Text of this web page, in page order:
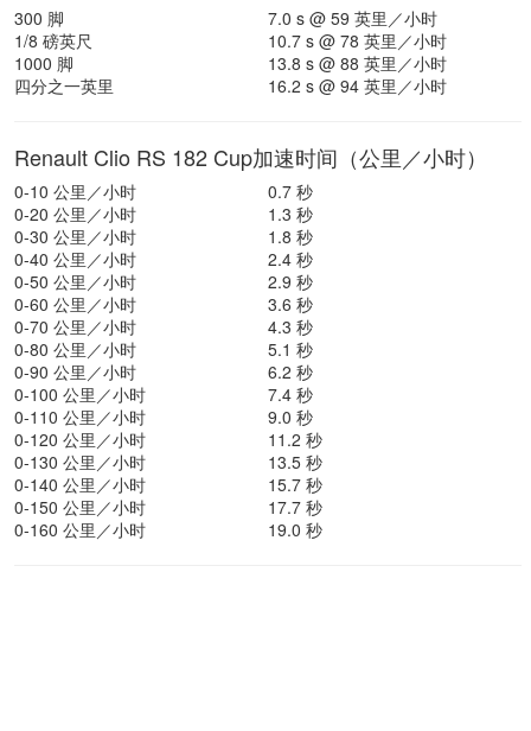
300 脚
7.0 s @ 59 英里／小时
1/8 磅英尺
10.7 s @ 78 英里／小时
1000 脚
13.8 s @ 88 英里／小时
四分之一英里
16.2 s @ 94 英里／小时
Renault Clio RS 182 Cup加速时间（公里／小时）
0-10 公里／小时
0.7 秒
0-20 公里／小时
1.3 秒
0-30 公里／小时
1.8 秒
0-40 公里／小时
2.4 秒
0-50 公里／小时
2.9 秒
0-60 公里／小时
3.6 秒
0-70 公里／小时
4.3 秒
0-80 公里／小时
5.1 秒
0-90 公里／小时
6.2 秒
0-100 公里／小时
7.4 秒
0-110 公里／小时
9.0 秒
0-120 公里／小时
11.2 秒
0-130 公里／小时
13.5 秒
0-140 公里／小时
15.7 秒
0-150 公里／小时
17.7 秒
0-160 公里／小时
19.0 秒